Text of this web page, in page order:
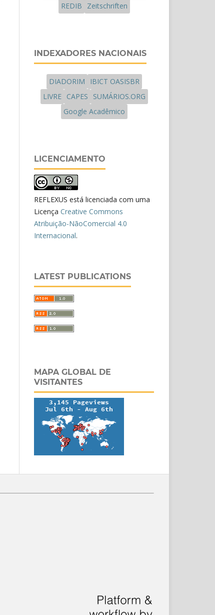
REDIB
Zeitschriften
INDEXADORES NACIONAIS
DIADORIM
IBICT OASISBR
LIVRE
CAPES
SUMÁRIOS.ORG
Google Acadêmico
LICENCIAMENTO
REFLEXUS está licenciada com uma
Licença Creative Commons
Atribuição-NãoComercial 4.0
Internacional.
LATEST PUBLICATIONS
MAPA GLOBAL DE
VISITANTES